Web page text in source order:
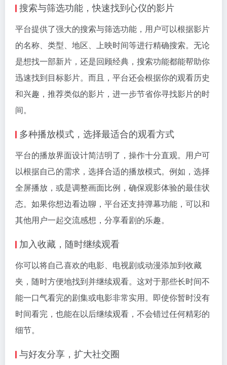
搜索与筛选功能，快速找到心仪的影片
平台提供了强大的搜索与筛选功能，用户可以根据影片
的名称、类型、地区、上映时间等进行精确搜索。无论
是想找一部新片，还是回顾经典，搜索功能都能帮助你
迅速找到目标影片。而且，平台还会根据你的观看历史
和兴趣，推荐类似的影片，进一步节省你寻找影片的时
间。
多种播放模式，选择最适合的观看方式
平台的播放界面设计简洁明了，操作十分直观。用户可
以根据自己的需求，选择合适的播放模式。例如，选择
全屏播放，或是调整画面比例，确保观影体验的最佳状
态。如果你想边看边聊，平台还支持弹幕功能，可以和
其他用户一起交流感想，分享看剧的乐趣。
加入收藏，随时继续观看
你可以将自己喜欢的电影、电视剧或动漫添加到收藏
夹，随时方便地找到并继续观看。这对于那些长时间不
能一口气看完的剧集或电影非常实用。即使你暂时没有
时间看完，也能在以后继续观看，不会错过任何精彩的
细节。
与好友分享，扩大社交圈